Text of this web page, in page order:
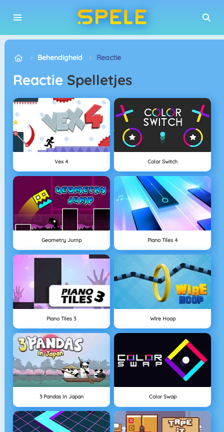
Behendigheid Reactie
Reactie Spelletjes
Vex 4 Color Switch
Geometry Jump Piano Tiles 4
Piano Tiles 3 Wire Hoop
3 Pandas In Japan Color Swap